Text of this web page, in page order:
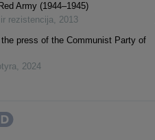
Army (1944–1945)
rezistencija, 2013
press of the Communist Party of
, 2024